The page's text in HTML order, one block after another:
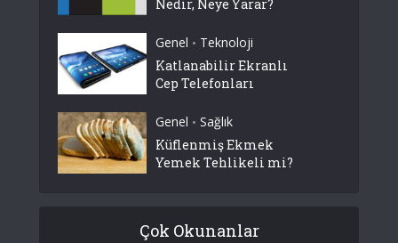
Nedir, Neye Yarar?
Genel • Teknoloji
Katlanabilir Ekranlı
Cep Telefonları
Genel • Sağlık
Küflenmiş Ekmek
Yemek Tehlikeli mi?
Çok Okunanlar